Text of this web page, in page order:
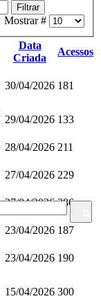
Filtrar
Mostrar #
Data
Criada
Acessos
30/04/2026 181
29/04/2026 133
28/04/2026 211
27/04/2026 229
27/04/2026 286
23/04/2026 187
23/04/2026 190
15/04/2026 300